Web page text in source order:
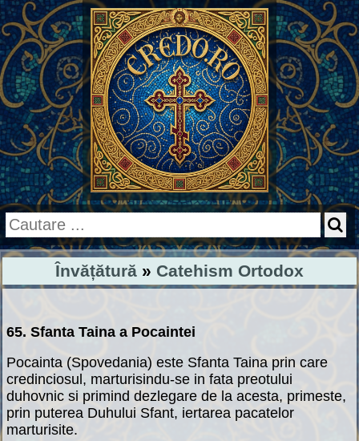
Învățătură » Catehism Ortodox
65. Sfanta Taina a Pocaintei
Pocainta (Spovedania) este Sfanta Taina prin care
credinciosul, marturisindu-se in fata preotului
duhovnic si primind dezlegare de la acesta, primeste,
prin puterea Duhului Sfant, iertarea pacatelor
marturisite.